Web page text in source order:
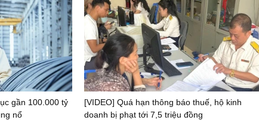
gần 100.000 tỷ
nổ
[VIDEO] Quá hạn thông báo thuế, hộ kinh
doanh bị phạt tới 7,5 triệu đồng